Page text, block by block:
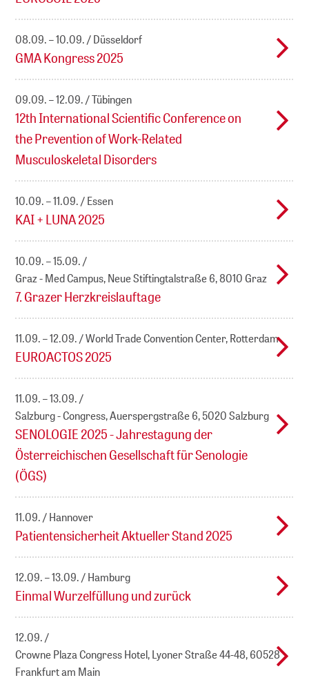
08.09. – 10.09. Düsseldorf
GMA Kongress 2025
09.09. – 12.09. Tübingen
12th International Scientific Conference on
the Prevention of Work-Related
Musculoskeletal Disorders
10.09. – 11.09. Essen
KAI + LUNA 2025
10.09. – 15.09.
Graz - Med Campus, Neue Stiftingtalstraße 6, 8010 Graz
7. Grazer Herzkreislauftage
11.09. – 12.09. World Trade Convention Center, Rotterdam
EUROACTOS 2025
11.09. – 13.09.
Salzburg - Congress, Auerspergstraße 6, 5020 Salzburg
SENOLOGIE 2025 - Jahrestagung der
Österreichischen Gesellschaft für Senologie
(ÖGS)
11.09. Hannover
Patientensicherheit Aktueller Stand 2025
12.09. – 13.09. Hamburg
Einmal Wurzelfüllung und zurück
12.09.
Crowne Plaza Congress Hotel, Lyoner Straße 44-48, 60528
Frankfurt am Main